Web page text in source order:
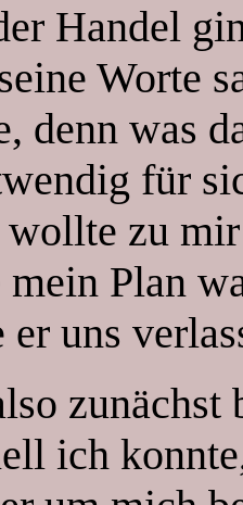
Handel
Worte
denn was
für
zu
Plan
uns
ich